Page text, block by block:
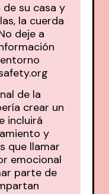
de su casa y
la cuerda
deje a
de la
crear un
incluirá
y
que llamar
emocional
parte de